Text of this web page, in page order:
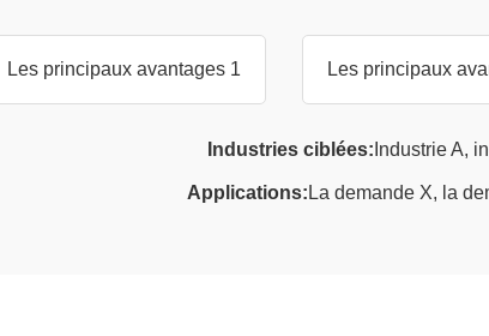
Les principaux avantages 1 Les principaux
Industries ciblées: Industrie A,
Applications: La demande X, la